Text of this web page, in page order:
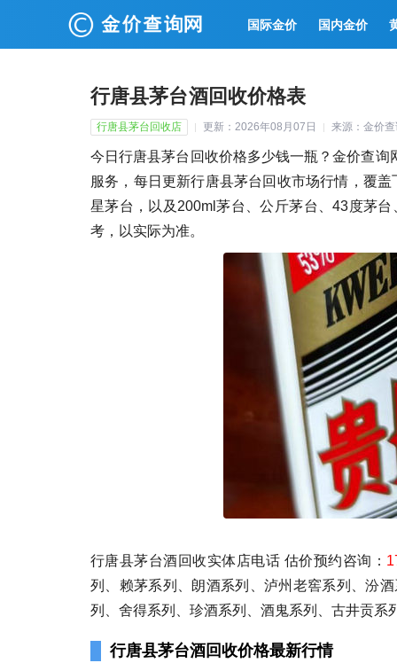
国际金价 国内金价
行唐县茅台酒回收价格表
行唐县茅台回收店 更新：2026年08月07日 来源：金价
今日行唐县茅台回收价格多少钱一瓶？金价查
服务，每日更新行唐县茅台回收市场行情，覆
星茅台，以及200ml茅台、公斤茅台、43度茅
考，以实际为准。
行唐县茅台酒回收实体店电话 估价预约咨询：
列、赖茅系列、朗酒系列、泸州老窖系列、汾
列、舍得系列、珍酒系列、酒鬼系列、古井贡系
行唐县茅台酒回收价格最新行情